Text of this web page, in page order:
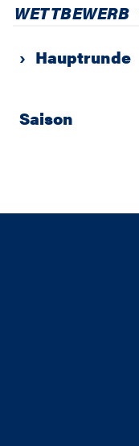
WETTBEWERB
› Hauptrunde
Saison